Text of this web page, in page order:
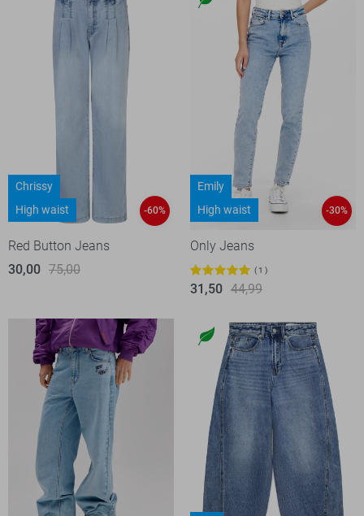
Chrissy
High waist
-60%
Red Button Jeans
30,00 75,00
Emily
High waist
-30%
Only Jeans
1
31,50 44,99